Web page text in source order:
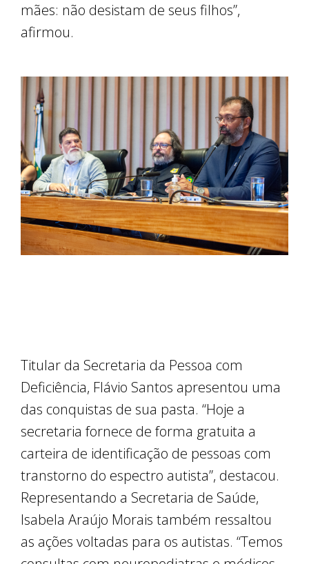
mães: não desistam de seus filhos”,
afirmou.
Titular da Secretaria da Pessoa com
Deficiência, Flávio Santos apresentou uma
das conquistas de sua pasta. “Hoje a
secretaria fornece de forma gratuita a
carteira de identificação de pessoas com
transtorno do espectro autista”, destacou.
Representando a Secretaria de Saúde,
Isabela Araújo Morais também ressaltou
as ações voltadas para os autistas. “Temos